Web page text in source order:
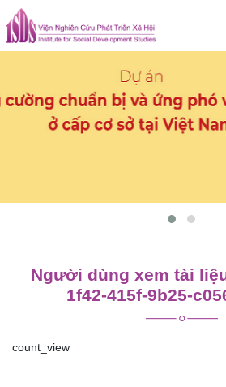
Skip
to
content
Người dùng xem tài
1f42-415f-9b25-
count_view